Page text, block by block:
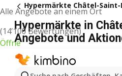
Alle Angebote an einem Ort
(14’100 Bewertungen)
Öffne
Hypermärkte Châtel-Saint-
Hypermärkte in
Angebote und